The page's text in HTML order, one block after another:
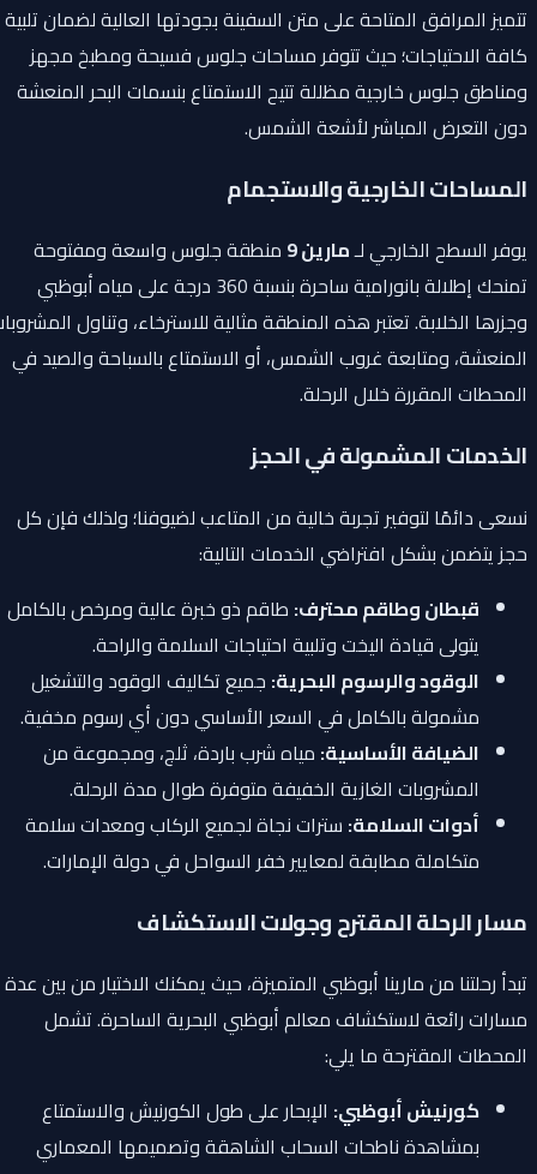
تتميز المرافق المتاحة على متن السفينة بجودتها العالية لضمان تلبية
كافة الاحتياجات؛ حيث تتوفر مساحات جلوس فسيحة ومطبخ مجهز
ومناطق جلوس خارجية مظللة تتيح الاستمتاع بنسمات البحر المنعشة
دون التعرض المباشر لأشعة الشمس.
المساحات الخارجية والاستجمام
يوفر السطح الخارجي لـمارين 9 منطقة جلوس واسعة ومفتوحة
تمنحك إطلالة بانورامية ساحرة بنسبة 360 درجة على مياه أبوظبي
وجزرها الخلابة. تعتبر هذه المنطقة مثالية للاسترخاء، وتناول المشروبات
المنعشة، ومتابعة غروب الشمس، أو الاستمتاع بالسباحة والصيد في
المحطات المقررة خلال الرحلة.
الخدمات المشمولة في الحجز
نسعى دائمًا لتوفير تجربة خالية من المتاعب لضيوفنا؛ ولذلك فإن كل
حجز يتضمن بشكل افتراضي الخدمات التالية:
قبطان وطاقم محترف:طاقم ذو خبرة عالية ومرخص بالكامل
يتولى قيادة اليخت وتلبية احتياجات السلامة والراحة.
الوقود والرسوم البحرية:جميع تكاليف الوقود والتشغيل
مشمولة بالكامل في السعر الأساسي دون أي رسوم مخفية.
الضيافة الأساسية:مياه شرب باردة، ثلج، ومجموعة من
المشروبات الغازية الخفيفة متوفرة طوال مدة الرحلة.
أدوات السلامة:سترات نجاة لجميع الركاب ومعدات سلامة
متكاملة مطابقة لمعايير خفر السواحل في دولة الإمارات.
مسار الرحلة المقترح وجولات الاستكشاف
تبدأ رحلتنا من مارينا أبوظبي المتميزة، حيث يمكنك الاختيار من بين عدة
مسارات رائعة لاستكشاف معالم أبوظبي البحرية الساحرة. تشمل
المحطات المقترحة ما يلي:
كورنيش أبوظبي:الإبحار على طول الكورنيش والاستمتاع
بمشاهدة ناطحات السحاب الشاهقة وتصميمها المعماري